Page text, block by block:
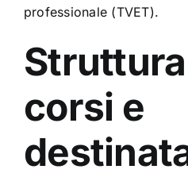
professionale (TVET).
corsi e